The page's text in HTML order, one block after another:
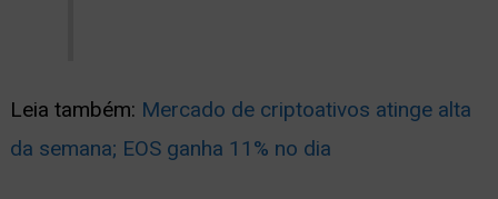
Leia também: Mercado de criptoativos atinge alta
da semana; EOS ganha 11% no dia